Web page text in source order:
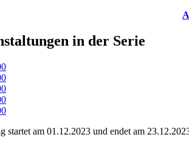
in der Serie
startet am 01.12.2023 und endet am